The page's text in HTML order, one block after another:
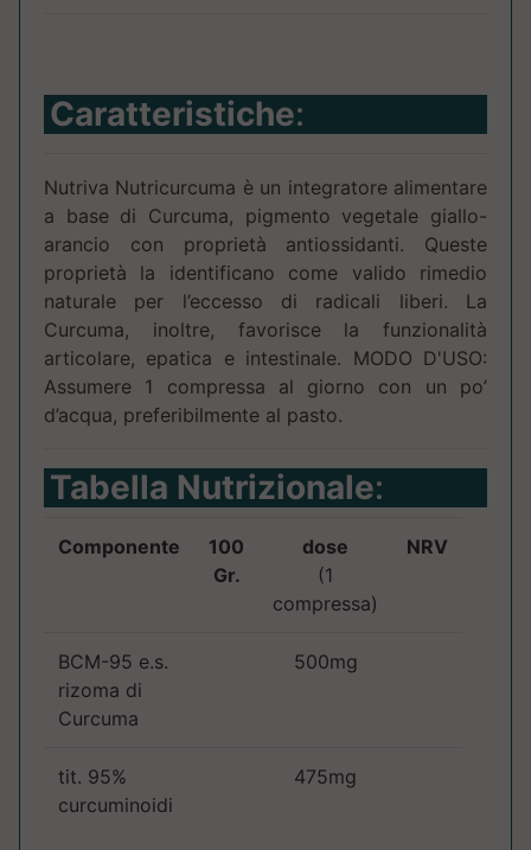
Caratteristiche:
Nutriva Nutricurcuma è un integratore alimentare
a base di Curcuma, pigmento vegetale giallo-
arancio con proprietà antiossidanti. Queste
proprietà la identificano come valido rimedio
naturale per l’eccesso di radicali liberi. La
Curcuma, inoltre, favorisce la funzionalità
articolare, epatica e intestinale. MODO D'USO:
Assumere 1 compressa al giorno con un po’
d’acqua, preferibilmente al pasto.
Tabella Nutrizionale:
Componente
100
Gr.
dose
(1
compressa)
NRV
BCM-95 e.s.
rizoma di
Curcuma
500mg
tit. 95%
curcuminoidi
475mg